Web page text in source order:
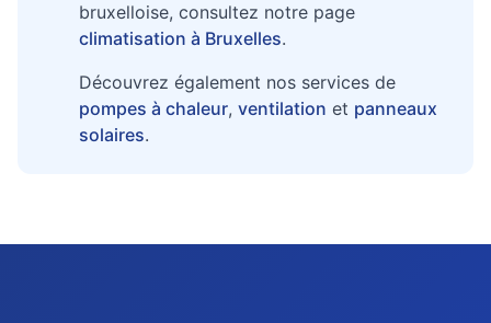
bruxelloise, consultez notre page
climatisation à Bruxelles.
Découvrez également nos services de
pompes à chaleur, ventilation et panneaux
solaires.